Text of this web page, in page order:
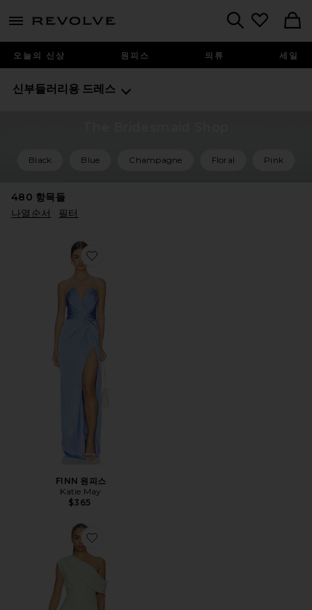
menu - shows more content
오늘의 신상 원피스 의류 세일
신부들러리용 드레스
Black Blue Champagne Floral Pink
480 항목들
나열순서
필터
Favorite FINN 원피스
FINN 원피스
Katie May
$365
Favorite ISADORA 가운